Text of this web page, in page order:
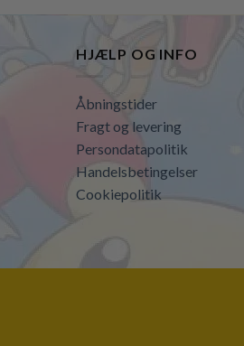
HJÆLP OG INFO
Åbningstider
Fragt og levering
Persondatapolitik
Handelsbetingelser
Cookiepolitik